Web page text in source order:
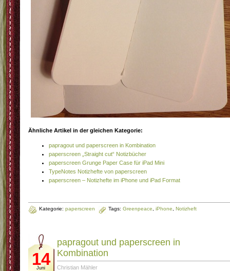
Ähnliche Artikel in der gleichen Kategorie:
papragout und paperscreen in Kombination
paperscreen „Straight cut“ Notizbücher
paperscreen Grunge Paper Case für iPad Mini
TypeNotes Notizhefte von paperscreen
paperscreen – Notizhefte im iPhone und iPad Format
Kategorie: paperscreen Tags: Greenpeace iPhone Notizheft
14
Juni
papragout und paperscreen in
Kombination
Christian Mähler